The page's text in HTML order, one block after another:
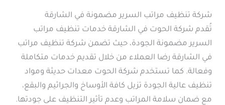
شركة تنظيف مراتب السرير مضمونة في الشارقة
تُقدم شركة الحوت في الشارقة خدمات تنظيف مراتب
السرير مضمونة الجودة، حيث تضمن شركة تنظيف مراتب
في الشارقة رضا العملاء من خلال تقديم خدمات متكاملة
وفعالة. كما تستخدم شركة الحوت معدات حديثة ومواد
تنظيف عالية الجودة تزيل كافة الأوساخ والجراثيم والبقع،
مع ضمان سلامة المراتب وعدم تأثير التنظيف على جودتها.